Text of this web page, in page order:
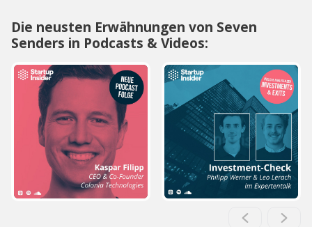
Die neusten Erwähnungen von Seven
Senders in Podcasts & Videos: